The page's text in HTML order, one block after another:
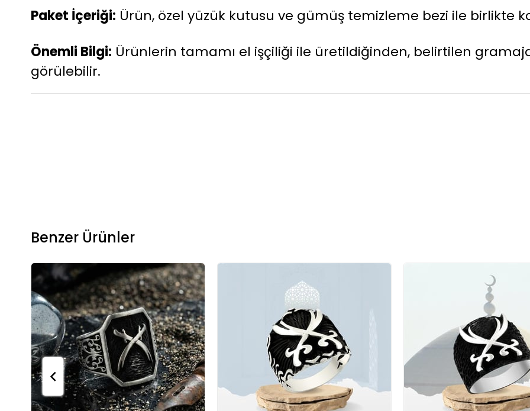
Paket İçeriği: Ürün, özel yüzük kutusu ve gümüş temizleme bezi ile birlikte
Önemli Bilgi: Ürünlerin tamamı el işçiliği ile üretildiğinden, belirtilen
görülebilir.
Benzer Ürünler